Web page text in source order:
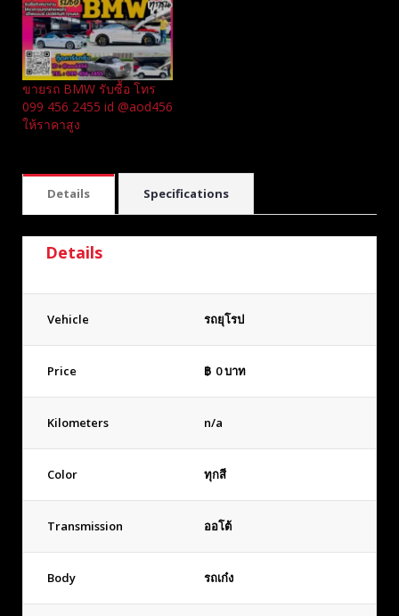
ขายรถ BMW รับซื้อ โทร
099 456 2455 id @aod456
ให้ราคาสูง
Details Specifications
Details
Vehicle รถยุโรป
Price ฿ 0บาท
Kilometers n/a
Color ทุกสี
Transmission ออโต้
Body รถเก๋ง